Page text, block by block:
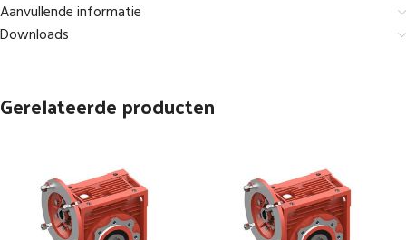
Aanvullende informatie
Downloads
Gerelateerde producten